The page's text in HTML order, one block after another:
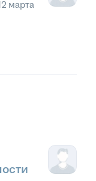
марта